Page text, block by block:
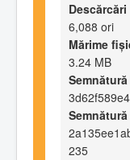
Descărcări
6,088 ori
Mărime
3.24 MB
Semnătură
Semnătură
235